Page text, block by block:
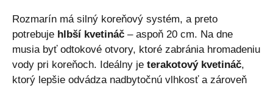
Rozmarín má silný koreňový systém, a preto
potrebuje hlbší kvetináč – aspoň 20 cm. Na dne
musia byť odtokové otvory, ktoré zabránia hromadeniu
vody pri koreňoch. Ideálny je terakotový kvetináč,
ktorý lepšie odvádza nadbytočnú vlhkosť a zároveň